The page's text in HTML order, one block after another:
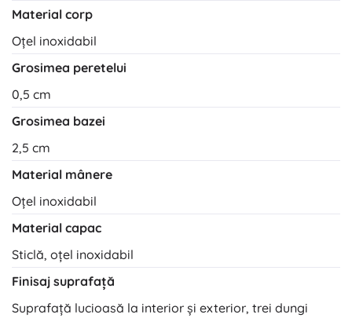
Material corp
Oțel inoxidabil
Grosimea peretelui
0,5 cm
Grosimea bazei
2,5 cm
Material mânere
Oțel inoxidabil
Material capac
Sticlă, oțel inoxidabil
Finisaj suprafață
Suprafață lucioasă la interior și exterior, trei dungi